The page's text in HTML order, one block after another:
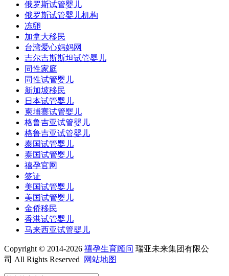
俄罗斯试管婴儿
俄罗斯试管婴儿机构
冻卵
加拿大移民
台湾爱心妈妈网
吉尔吉斯斯坦试管婴儿
同性家庭
同性试管婴儿
新加坡移民
日本试管婴儿
柬埔寨试管婴儿
格鲁吉亚试管婴儿
格鲁吉亚试管婴儿
泰国试管婴儿
泰国试管婴儿
禧孕官网
签证
美国试管婴儿
美国试管婴儿
金侨移民
香港试管婴儿
马来西亚试管婴儿
Copyright © 2014-2026 禧孕生育顾问 瑞亚未来集团有限公
司 All Rights Reserved
网站地图